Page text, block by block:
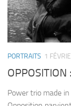
PORTRAITS 1
OPPOSITION
Power trio made